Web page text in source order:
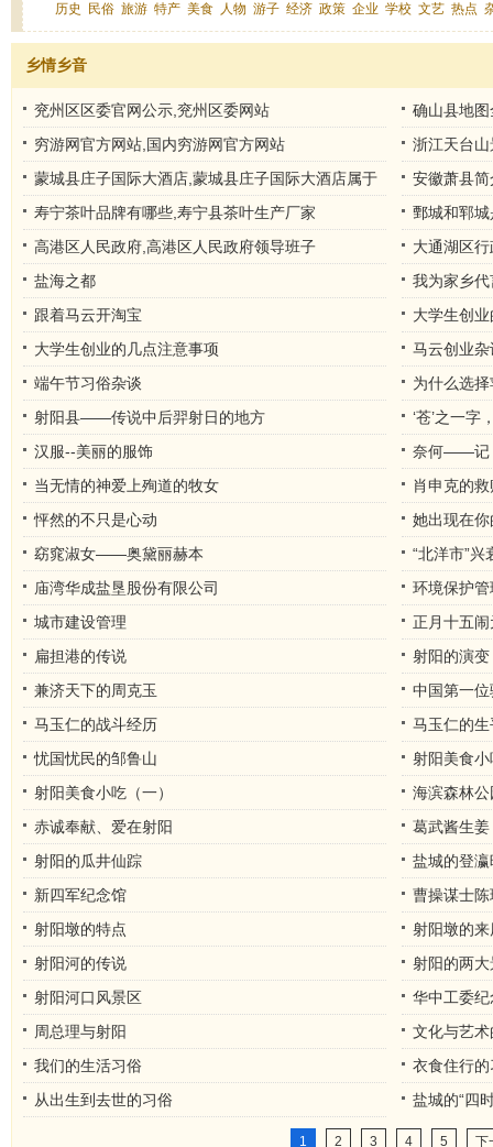
历史 民俗 旅游 特产 美食 人物 游子 经济 政策 企业 学校 文艺 热点
乡情乡音
兖州区区委官网公示,兖州区委网站
确山县地
穷游网官方网站,国内穷游网官方网站
浙江天台
蒙城县庄子国际大酒店,蒙城县庄子国际大酒店属于
哪个街道
安徽萧县
寿宁茶叶品牌有哪些,寿宁县茶叶生产厂家
鄄城和郓
高港区人民政府,高港区人民政府领导班子
大通湖区
盐海之都
我为家乡
跟着马云开淘宝
大学生创
大学生创业的几点注意事项
马云创业
端午节习俗杂谈
为什么选
射阳县——传说中后羿射日的地方
‘苍’之一字
汉服--美丽的服饰
奈何——记
当无情的神爱上殉道的牧女
肖申克的救
怦然的不只是心动
她出现在
窈窕淑女——奥黛丽赫本
“北洋市”兴
庙湾华成盐垦股份有限公司
环境保护管
城市建设管理
正月十五闹
扁担港的传说
射阳的演变
兼济天下的周克玉
中国第一
马玉仁的战斗经历
马玉仁的
忧国忧民的邹鲁山
射阳美食
射阳美食小吃（一）
海滨森林公
赤诚奉献、爱在射阳
葛武酱生姜
射阳的瓜井仙踪
盐城的登瀛
新四军纪念馆
曹操谋士陈
射阳墩的特点
射阳墩的来
射阳河的传说
射阳的两大
射阳河口风景区
华中工委纪
周总理与射阳
文化与艺
我们的生活习俗
衣食住行的
从出生到去世的习俗
盐城的“四
1 2 3 4 5 下